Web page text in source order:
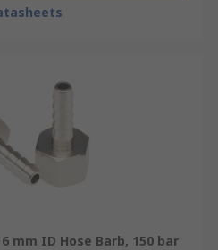
mm ID Hose Barb, 150 bar